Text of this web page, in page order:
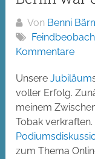
Von Benni
Kommentare
UnsereJubiläum
voller Erfolg.
meinem
Tobak
zum Thema